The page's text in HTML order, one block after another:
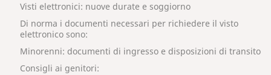
Visti elettronici: nuove durate e soggiorno
Di norma i documenti necessari per richiedere il visto
elettronico sono:
Minorenni: documenti di ingresso e disposizioni di transito
Consigli ai genitori: